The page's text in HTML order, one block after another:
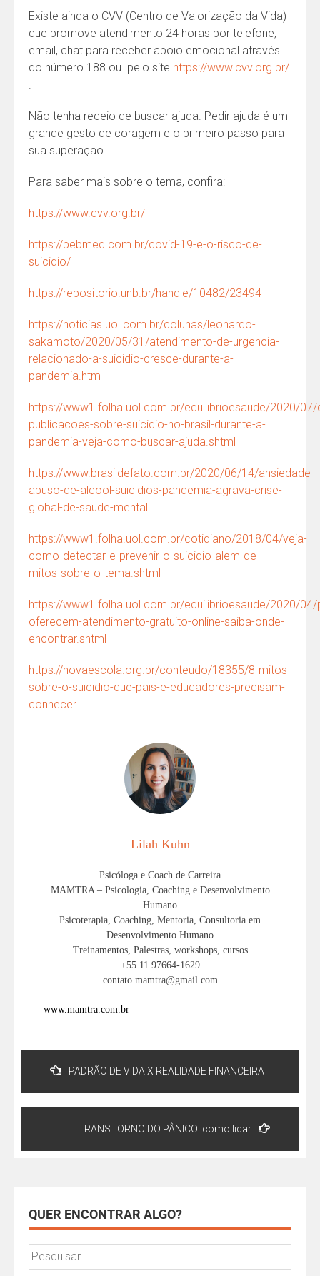
Existe ainda o CVV (Centro de Valorização da Vida)
que promove atendimento 24 horas por telefone,
email, chat para receber apoio emocional através
do número 188 ou pelo site https://www.cvv.org.br/
Não tenha receio de buscar ajuda. Pedir ajuda é um
grande gesto de coragem e o primeiro passo para
sua superação.
Para saber mais sobre o tema, confira:
https://www.cvv.org.br/
https://pebmed.com.br/covid-19-e-o-risco-de-
suicidio/
https://repositorio.unb.br/handle/10482/23494
https://noticias.uol.com.br/colunas/leonardo-
sakamoto/2020/05/31/atendimento-de-urgencia-
relacionado-a-suicidio-cresce-durante-a-
pandemia.htm
https://www1.folha.uol.com.br/equilibrioesaude/2020/
publicacoes-sobre-suicidio-no-brasil-durante-a-
pandemia-veja-como-buscar-ajuda.shtml
https://www.brasildefato.com.br/2020/06/14/ansiedade-
abuso-de-alcool-suicidios-pandemia-agrava-crise-
global-de-saude-mental
https://www1.folha.uol.com.br/cotidiano/2018/04/veja-
como-detectar-e-prevenir-o-suicidio-alem-de-
mitos-sobre-o-tema.shtml
https://www1.folha.uol.com.br/equilibrioesaude/2020/04/
oferecem-atendimento-gratuito-online-saiba-onde-
encontrar.shtml
https://novaescola.org.br/conteudo/18355/8-mitos-
sobre-o-suicidio-que-pais-e-educadores-precisam-
conhecer
Lilah Kuhn
Psicóloga e Coach de Carreira
MAMTRA – Psicologia, Coaching e Desenvolvimento
Humano
Psicoterapia, Coaching, Mentoria, Consultoria em
Desenvolvimento Humano
Treinamentos, Palestras, workshops, cursos
+55 11 97664-1629
contato.mamtra@gmail.com
www.mamtra.com.br
PADRÃO DE VIDA X REALIDADE FINANCEIRA
TRANSTORNO DO PÂNICO: como lidar
QUER ENCONTRAR ALGO?